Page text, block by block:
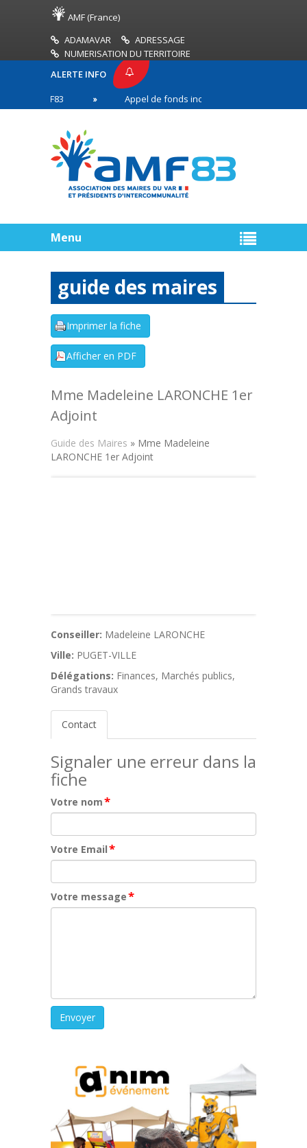
AMF (France)
ADAMAVAR
ADRESSAGE
NUMERISATION DU TERRITOIRE
ALERTE INFO
Appel de fonds incendies de forêt
première ligne
Menu
guide des maires
Mme Madeleine LARONCHE 1er
Adjoint
Guide des Maires » Mme Madeleine
LARONCHE 1er Adjoint
Conseiller: Madeleine LARONCHE
Ville: PUGET-VILLE
Délégations: Finances, Marchés publics,
Grands travaux
Contact
Signaler une erreur dans la
fiche
Votre nom*
Votre Email*
Votre message*